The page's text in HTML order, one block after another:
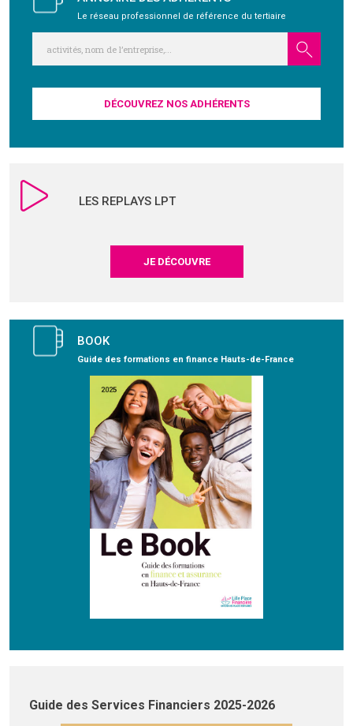
Le réseau professionnel de référence du tertiaire
DÉCOUVREZ NOS ADHÉRENTS
LES REPLAYS LPT
JE DÉCOUVRE
BOOK
Guide des formations en finance Hauts-de-France
Guide des Services Financiers 2025-2026